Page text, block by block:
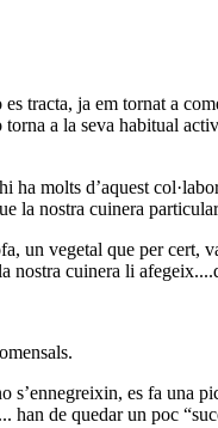
es tracta, ja em tornat a
a la seva habitual
ha molts d’aquest
la nostra cuinera
un vegetal que per cert,
nostra cuinera li
s’ennegreixin, es fa
de quedar un poc